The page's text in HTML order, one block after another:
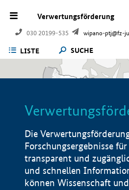
Verwertungsförderung
030 20199-535 wipano-ptj@fz-
LISTE SUCHE
Die
Forschungsergebnisse
transparent und
und schnellen
können Wissenschaft